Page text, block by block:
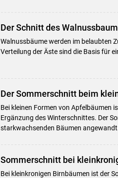
Der Schnitt des
Walnussbäume werden im belaubten
Verteilung der Äste sind die Basis für
Der Sommerschnitt beim
Bei kleinen Formen von Apfelbäumen
Ergänzung des Winterschnittes. Der
starkwachsenden Bäumen
Sommerschnitt bei
Bei kleinkronigen Birnbäumen ist der